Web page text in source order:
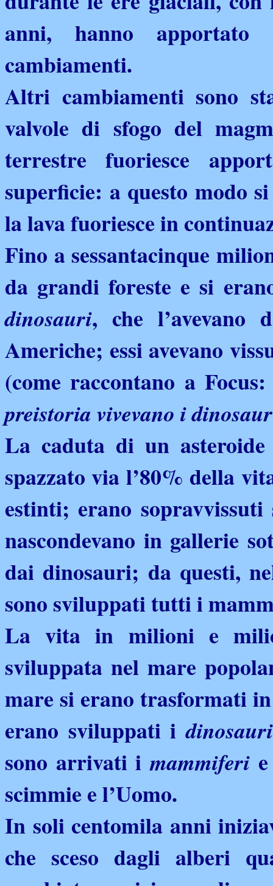
anni, hanno
cambiamenti.
Altri cambiamenti sono
valvole di sfogo del
terrestre fuoriesce
superficie: a questo modo
la lava fuoriesce in
Fino a sessantacinque
da grandi foreste e si
dinosauri, che l’avevano
Americhe; essi avevano
(come raccontano a
preistoria vivevano i
La caduta di un asteroide
spazzato via l’80% della
estinti; erano
nascondevano in gallerie
dai dinosauri; da questi,
sono sviluppati tutti i
La vita in milioni e
sviluppata nel mare
mare si erano trasformati
erano sviluppati i
sono arrivati imammiferi
scimmie e l’Uomo.
In soli centomila anni
che sceso dagli alberi